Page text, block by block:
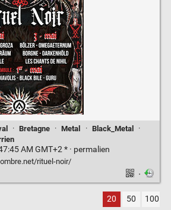
· Bretagne · Metal · Black_Metal
·
AM GMT+2 * · permalien
rituel-noir/
·
20 50 100